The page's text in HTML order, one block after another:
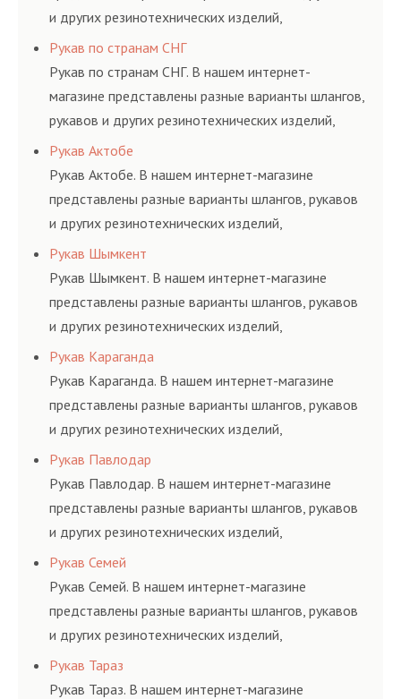
и других резинотехнических изделий,
соответствующих ГОСТам, техническим условиям
и нормативам.
Рукав по странам СНГ
Рукав по странам СНГ. В нашем интернет-
магазине представлены разные варианты шлангов,
рукавов и других резинотехнических изделий,
соответствующих ГОСТам, техническим условиям
и нормативам.
Рукав Актобе
Рукав Актобе. В нашем интернет-магазине
представлены разные варианты шлангов, рукавов
и других резинотехнических изделий,
соответствующих ГОСТам, техническим условиям
и нормативам.
Рукав Шымкент
Рукав Шымкент. В нашем интернет-магазине
представлены разные варианты шлангов, рукавов
и других резинотехнических изделий,
соответствующих ГОСТам, техническим условиям
и нормативам.
Рукав Караганда
Рукав Караганда. В нашем интернет-магазине
представлены разные варианты шлангов, рукавов
и других резинотехнических изделий,
соответствующих ГОСТам, техническим условиям
и нормативам.
Рукав Павлодар
Рукав Павлодар. В нашем интернет-магазине
представлены разные варианты шлангов, рукавов
и других резинотехнических изделий,
соответствующих ГОСТам, техническим условиям
и нормативам.
Рукав Семей
Рукав Семей. В нашем интернет-магазине
представлены разные варианты шлангов, рукавов
и других резинотехнических изделий,
соответствующих ГОСТам, техническим условиям
и нормативам.
Рукав Тараз
Рукав Тараз. В нашем интернет-магазине